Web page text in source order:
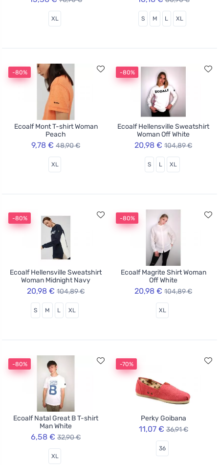
XL S M L XL
-80%
Ecoalf Mont T-shirt Woman
Peach
9,78 € 48,90 €
XL
-80%
Ecoalf Hellensville Sweatshirt
Woman Off White
20,98 € 104,89 €
S L XL
-80%
Ecoalf Hellensville Sweatshirt
Woman Midnight Navy
20,98 € 104,89 €
S M L XL
-80%
Ecoalf Magrite Shirt Woman
Off White
20,98 € 104,89 €
XL
-80%
Ecoalf Natal Great B T-shirt
Man White
6,58 € 32,90 €
XL
-70%
Perky Goibana
11,07 € 36,91 €
36